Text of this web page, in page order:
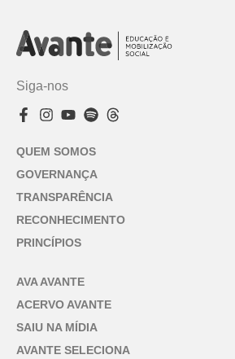
Siga-nos
QUEM SOMOS
GOVERNANÇA
TRANSPARÊNCIA
RECONHECIMENTO
PRINCÍPIOS
AVA AVANTE
ACERVO AVANTE
SAIU NA MÍDIA
AVANTE SELECIONA